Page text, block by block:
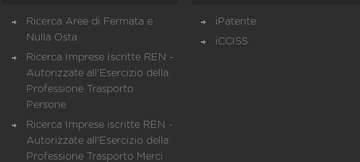
Ricerca Aree di Fermata e
Nulla Osta
Ricerca Imprese Iscritte REN -
Autorizzate all'Esercizio della
Professione Trasporto
Persone
Ricerca Imprese iscritte REN -
Autorizzate all'Esercizio della
Professione Trasporto Merci
iPatente
iCCISS